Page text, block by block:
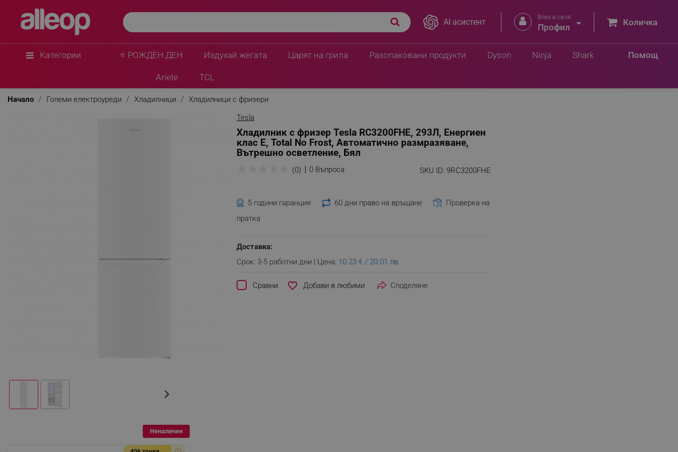
AI асистент  Влез в своя
Профил  Количка
Категории ⭐ РОЖДЕН ДЕН Издухай жегата Царят на грила Разопаковани продукти Помощ
Dyson Ninja Shark
Ariete TCL
Начало Големи електроуреди Хладилници
Хладилници с фризери
Tesla
Хладилник с фризер Tesla RC3200FHE, 293Л, Енергиен
клас Е, Тоtаl Nо Frоѕt, Автоматично размразяване,
Вътрешно осветление, Бял
SKU ID: 9RC3200FHE
(0) 0 Въпроса
5 години гаранция 60 дни право на връщане
Проверка на
пратка
Доставка:
Срок: 3-5 работни дни | Цена: 10.23 € / 20.01 лв.
Сравни favorite_border Споделяне
Неналичен